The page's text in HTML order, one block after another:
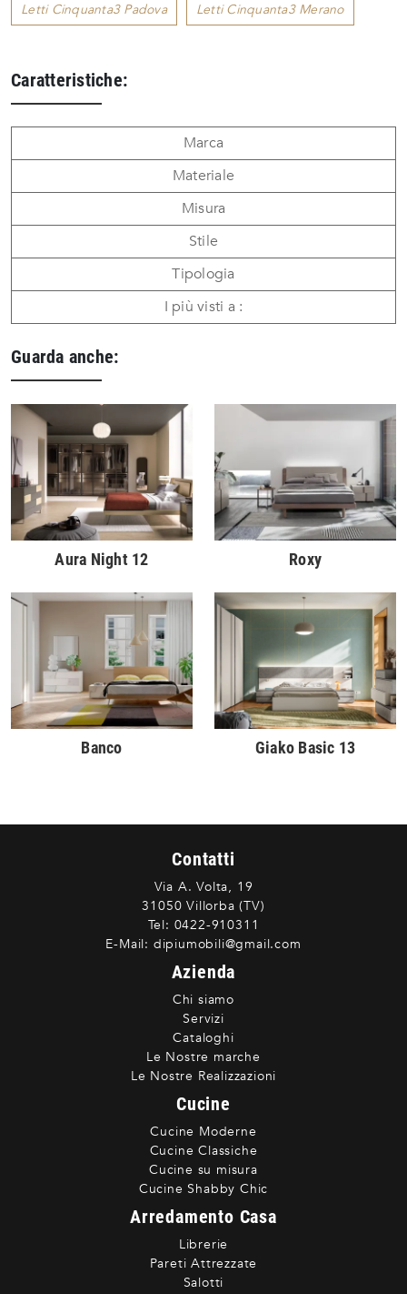
Letti Cinquanta3 Padova Letti Cinquanta3 Merano
Caratteristiche:
Marca
Materiale
Misura
Stile
Tipologia
I più visti a :
Guarda anche:
Aura Night 12 Roxy
Banco Giako Basic 13
Contatti
Via A. Volta, 19
31050 Villorba (TV)
Tel: 0422-910311
E-Mail: dipiumobili@gmail.com
Azienda
Chi siamo
Servizi
Cataloghi
Le Nostre marche
Le Nostre Realizzazioni
Cucine
Cucine Moderne
Cucine Classiche
Cucine su misura
Cucine Shabby Chic
Arredamento Casa
Librerie
Pareti Attrezzate
Salotti